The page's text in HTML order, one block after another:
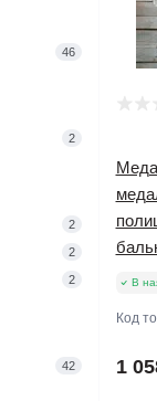
46
2
2
2
2
42
В
Код
1